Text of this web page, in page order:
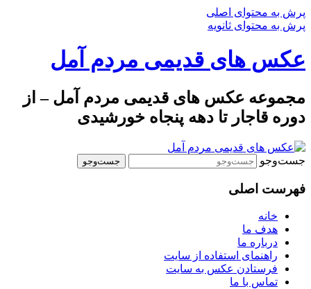
پرش به محتوای اصلی
پرش به محتوای ثانویه
عکس های قدیمی مردم آمل
مجموعه عکس های قدیمی مردم آمل – از
دوره قاجار تا دهه پنجاه خورشیدی
جست‌وجو
فهرست اصلی
خانه
هدف ما
درباره ما
راهنمای استفاده از سایت
فرستادن عکس به سایت
تماس با ما